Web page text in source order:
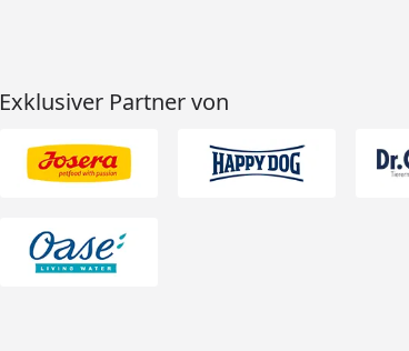
Exklusiver Partner von